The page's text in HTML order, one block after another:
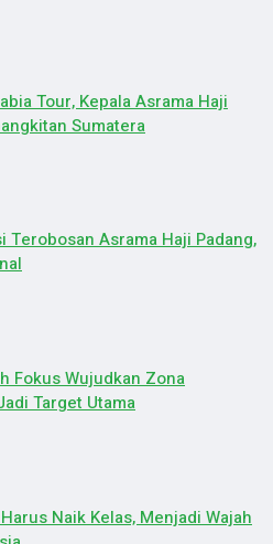
Tour, Kepala Asrama Haji
Sumatera
Asrama Haji Padang,
Fokus Wujudkan Zona
Target Utama
Naik Kelas, Menjadi Wajah